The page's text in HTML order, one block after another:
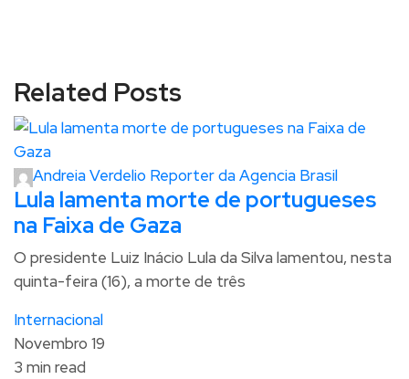
Related Posts
Andreia Verdelio Reporter da Agencia Brasil
Lula lamenta morte de portugueses
na Faixa de Gaza
O presidente Luiz Inácio Lula da Silva lamentou, nesta
quinta-feira (16), a morte de três
Internacional
Novembro 19
3 min read